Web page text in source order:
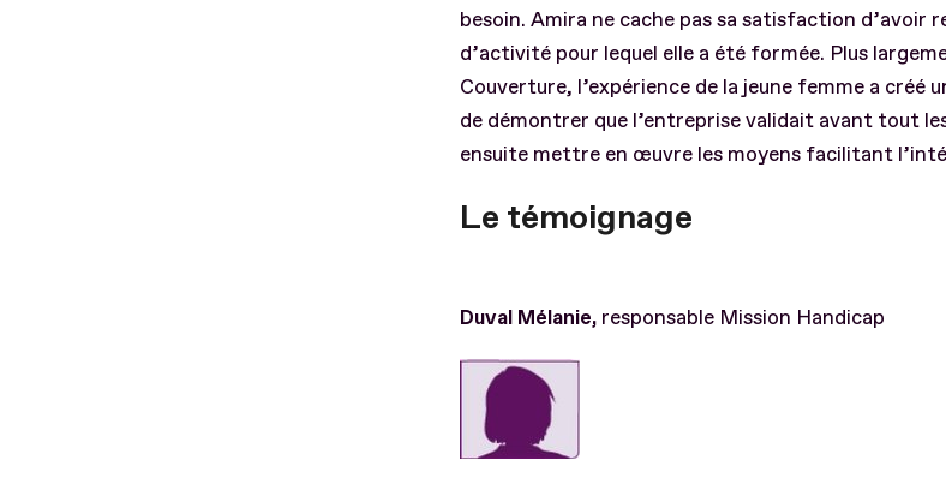
besoin. Amira ne cache pas sa satisfaction d’avoir
d’activité pour lequel elle a été formée. Plus
Couverture, l’expérience de la jeune femme a créé
de démontrer que l’entreprise validait avant tout
ensuite mettre en œuvre les moyens facilitant
Le témoignage
Duval Mélanie, responsable Mission Handicap